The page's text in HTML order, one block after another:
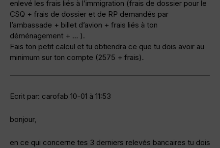
enlevé les frais liés à l’immigration (frais de dossier pour le
CSQ + frais de dossier et de RP demandés par
l’ambassade + billet d’avion + frais liés à ton
déménagement + … ).
Fais ton petit calcul et tu obtiendra ce que tu dois avoir au
minimum sur ton compte (2575 + frais).
Ecrit par: carofab 10-01 à 11:53
bonjour,
en ce qui concerne tes 3 derniers relevés bancaires tu dois